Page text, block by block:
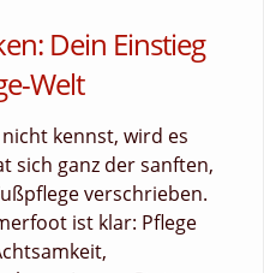
Dein Einstieg
Welt
kennst, wird es
sich ganz der sanften,
verschrieben.
ist klar: Pflege